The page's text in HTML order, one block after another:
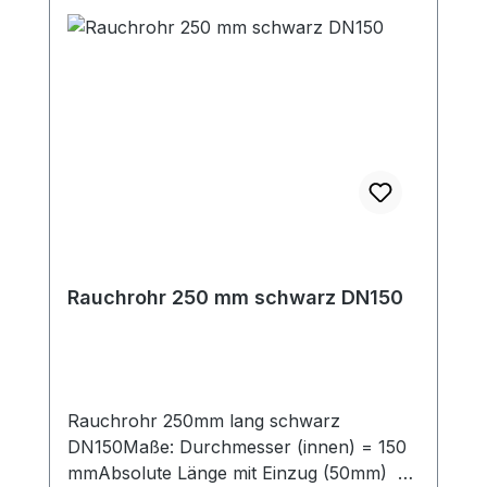
Rohre (50 mm lang)Dieses Rauchrohr ist
das passende Zubehör zu den jeweiligen
Rauchrohr 250 mm schwarz DN150
Rauchrohr 250mm lang schwarz
DN150Maße: Durchmesser (innen) = 150
mmAbsolute Länge mit Einzug (50mm) =